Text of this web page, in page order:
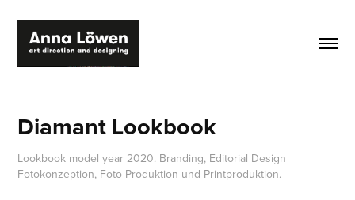
Diamant Lookbook
Lookbook model year 2020. Branding, Editorial Design
Fotokonzeption, Foto-Produktion und Printproduktion.